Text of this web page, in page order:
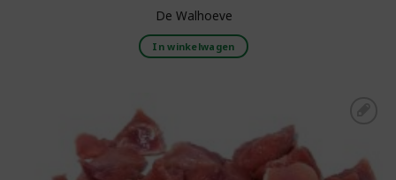
De Walhoeve
In winkelwagen
boodschappenlijst